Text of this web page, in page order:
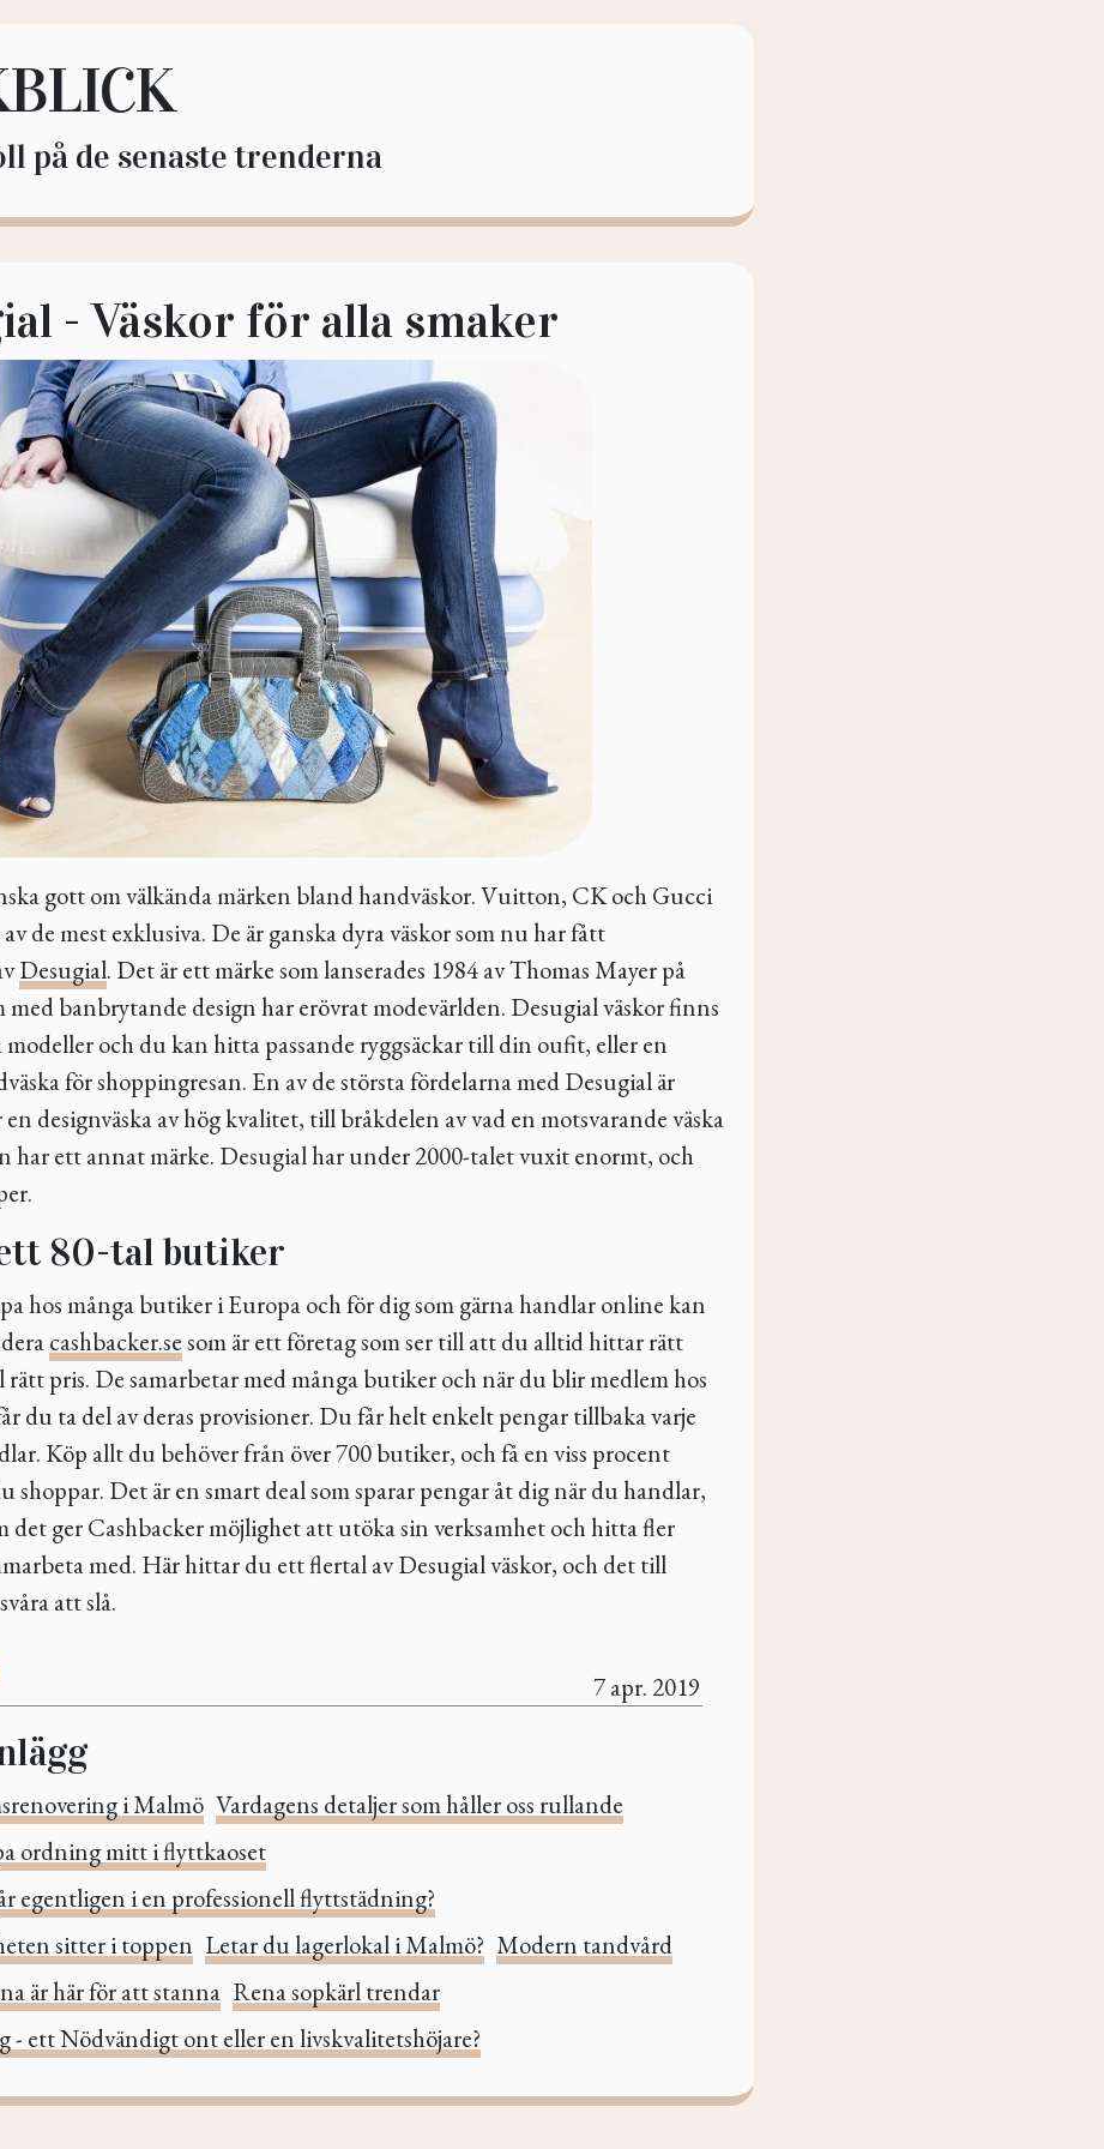
på de senaste trenderna
- Väskor för alla smaker
gott om välkända märken bland handväskor. Vuitton, CK och Gucci
de mest exklusiva. De är ganska dyra väskor som nu har fått
Desugial. Det är ett märke som lanserades 1984 av Thomas Mayer på
med banbrytande design har erövrat modevärlden. Desugial väskor finns
modeller och du kan hitta passande ryggsäckar till din oufit, eller en
för shoppingresan. En av de största fördelarna med Desugial är
designväska av hög kvalitet, till bråkdelen av vad en motsvarande väska
har ett annat märke. Desugial har under 2000-talet vuxit enormt, och
80-tal butiker
hos många butiker i Europa och för dig som gärna handlar online kan
cashbacker.sesom är ett företag som ser till att du alltid hittar rätt
pris. De samarbetar med många butiker och när du blir medlem hos
du ta del av deras provisioner. Du får helt enkelt pengar tillbaka varje
Köp allt du behöver från över 700 butiker, och få en viss procent
shoppar. Det är en smart deal som sparar pengar åt dig när du handlar,
det ger Cashbacker möjlighet att utöka sin verksamhet och hitta fler
med. Här hittar du ett flertal av Desugial väskor, och det till
att slå.
7 apr. 2019
i Malmö Vardagens detaljer som håller oss rullande
ordning mitt i flyttkaoset
egentligen i en professionell flyttstädning?
sitter i toppen Letar du lagerlokal i Malmö? Modern tandvård
är här för att stanna Rena sopkärl trendar
- ett Nödvändigt ont eller en livskvalitetshöjare?